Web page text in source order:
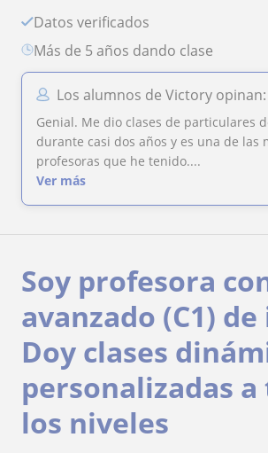
Datos verificados
más de 5 años dando clase
Los alumnos de Victory opinan:
Genial. Me dio clases de particulares
durante casi dos años y es una de las
profesoras que he tenido....
Ver más
Soy profesora
avanzado (C1)
Doy clases
personalizadas a
los niveles